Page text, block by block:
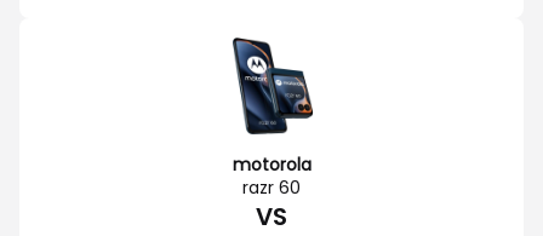
motorola
razr 60
VS